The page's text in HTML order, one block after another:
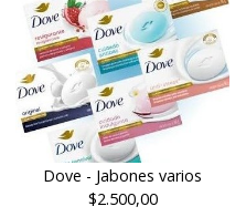
Dove - Jabones varios
$2.500,00